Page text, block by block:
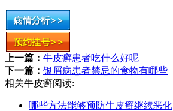
上一篇： 牛皮癣患者吃什么好呢
下一篇： 银屑病患者禁忌的食物有哪些
相关牛皮癣阅读:
哪些方法能够预防牛皮癣继续恶化